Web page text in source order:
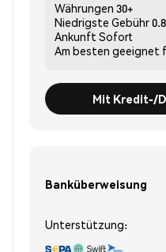
Währungen 30+
Niedrigste Gebühr
Ankunft Sofort
Am besten geeignet
Mit Kredit-/
Banküberweisung
Unterstützung: